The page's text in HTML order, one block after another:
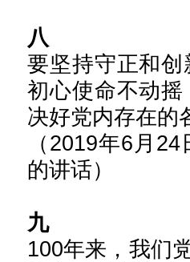
八
要坚持守正和
初心使命不动
决好党内存在的
（2019年6月
的讲话）
九
100年来，我们